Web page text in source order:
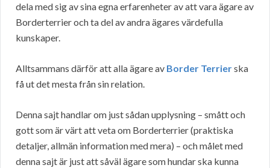
dela med sig av sina egna erfarenheter av att vara ägare av
Borderterrier och ta del av andra ägares värdefulla
kunskaper.
Alltsammans därför att alla ägare av Border Terrierska
få ut det mesta från sin relation.
Denna sajt handlar om just sådan upplysning – smått och
gott som är värt att veta om Borderterrier (praktiska
detaljer, allmän information med mera) – och målet med
denna sajt är just att såväl ägare som hundar ska kunna